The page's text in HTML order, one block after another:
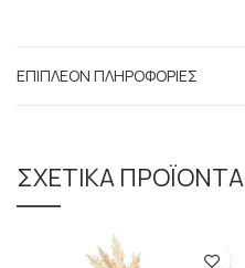
ΕΠΙΠΛΈΟΝ ΠΛΗΡΟΦΟΡΊΕΣ
ΣΧΕΤΙΚΆ ΠΡΟΪΌΝΤΑ